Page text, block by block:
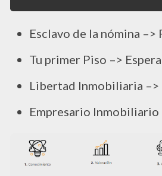
Esclavo de la nómina –>
Tu primer Piso –>
Libertad Inmobiliaria
Empresario Inmobiliario